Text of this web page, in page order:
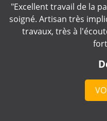
Travail
de nos
"Travail
pas eu